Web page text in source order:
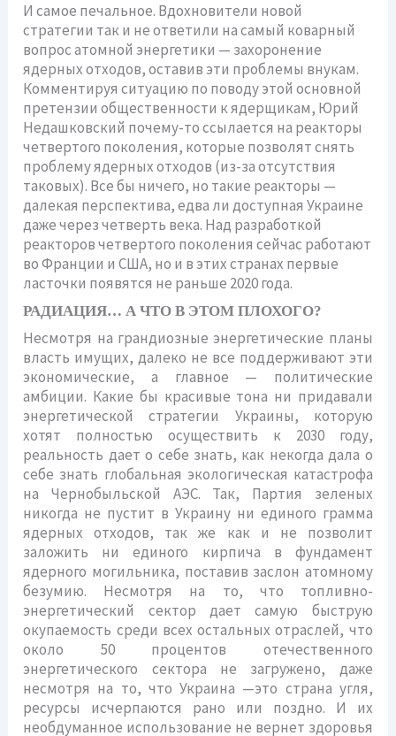
И самое печальное. Вдохновители новой
стратегии так и не ответили на самый коварный
вопрос атомной энергетики — захоронение
ядерных отходов, оставив эти проблемы внукам.
Комментируя ситуацию по поводу этой основной
претензии общественности к ядерщикам, Юрий
Недашковский почему-то ссылается на реакторы
четвертого поколения, которые позволят снять
проблему ядерных отходов (из-за отсутствия
таковых). Все бы ничего, но такие реакторы —
далекая перспектива, едва ли доступная Украине
даже через четверть века. Над разработкой
реакторов четвертого поколения сейчас работают
во Франции и США, но и в этих странах первые
ласточки появятся не раньше 2020 года.
РАДИАЦИЯ… А ЧТО В ЭТОМ ПЛОХОГО?
Несмотря на грандиозные энергетические планы
власть имущих, далеко не все поддерживают эти
экономические, а главное — политические
амбиции. Какие бы красивые тона ни придавали
энергетической стратегии Украины, которую
хотят полностью осуществить к 2030 году,
реальность дает о себе знать, как некогда дала о
себе знать глобальная экологическая катастрофа
на Чернобыльской АЭС. Так, Партия зеленых
никогда не пустит в Украину ни единого грамма
ядерных отходов, так же как и не позволит
заложить ни единого кирпича в фундамент
ядерного могильника, поставив заслон атомному
безумию. Несмотря на то, что топливно-
энергетический сектор дает самую быструю
окупаемость среди всех остальных отраслей, что
около 50 процентов отечественного
энергетического сектора не загружено, даже
несмотря на то, что Украина —это страна угля,
ресурсы исчерпаются рано или поздно. И их
необдуманное использование не вернет здоровья